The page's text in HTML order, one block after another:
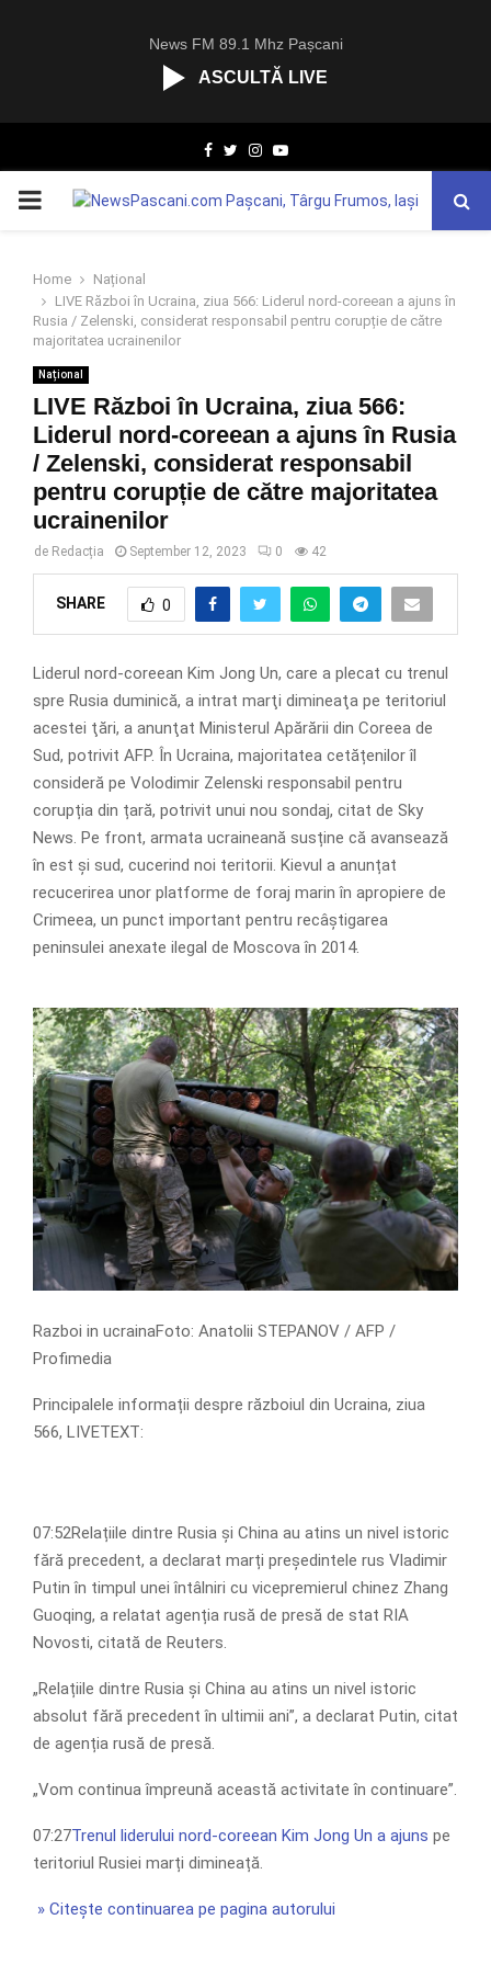
News FM 89.1 Mhz Pașcani
ASCULTĂ LIVE
Facebook
TwitterInstagram
Youtube
PRIMARY
Home
Național
LIVE Război în Ucraina, ziua 566: Liderul nord-coreean a ajuns în
Rusia / Zelenski, considerat responsabil pentru corupție de către
majoritatea ucrainenilor
Național
LIVE Război în Ucraina, ziua 566:
Liderul nord-coreean a ajuns în Rusia
/ Zelenski, considerat responsabil
pentru corupție de către majoritatea
ucrainenilor
de Redacția September 12, 2023 0 42
SHARE 0
Liderul nord-coreean Kim Jong Un, care a plecat cu trenul
spre Rusia duminică, a intrat marţi dimineaţa pe teritoriul
acestei ţări, a anunţat Ministerul Apărării din Coreea de
Sud, potrivit AFP. În Ucraina, majoritatea cetățenilor îl
consideră pe Volodimir Zelenski responsabil pentru
corupția din țară, potrivit unui nou sondaj, citat de Sky
News. Pe front, armata ucraineană susține că avansează
în est și sud, cucerind noi teritorii. Kievul a anunțat
recucerirea unor platforme de foraj marin în apropiere de
Crimeea, un punct important pentru recâștigarea
peninsulei anexate ilegal de Moscova în 2014.
Razboi in ucrainaFoto: Anatolii STEPANOV / AFP /
Profimedia
Principalele informații despre războiul din Ucraina, ziua
566, LIVETEXT:
07:52Relațiile dintre Rusia și China au atins un nivel istoric
fără precedent, a declarat marți președintele rus Vladimir
Putin în timpul unei întâlniri cu vicepremierul chinez Zhang
Guoqing, a relatat agenția rusă de presă de stat RIA
Novosti, citată de Reuters.
„Relațiile dintre Rusia și China au atins un nivel istoric
absolut fără precedent în ultimii ani”, a declarat Putin, citat
de agenția rusă de presă.
„Vom continua împreună această activitate în continuare”.
07:27Trenul liderului nord-coreean Kim Jong Un a ajuns pe
teritoriul Rusiei marți dimineață.
» Citește continuarea pe pagina autorului